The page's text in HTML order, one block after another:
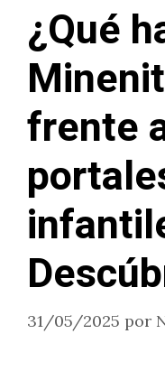
¿Qué
frente
31/05/2025 por